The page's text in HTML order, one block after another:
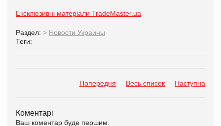
Ексклюзивні матеріали TradeMaster.ua
Раздел: > Новости Украины
Теги:
Попередня Весь список Наступна
Коментарі
Ваш коментар буде першим.